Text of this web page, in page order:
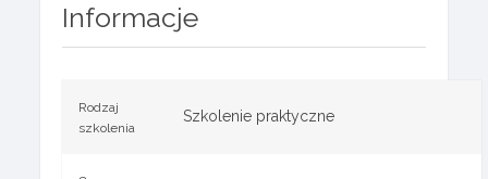
Informacje
Rodzaj
szkolenia
Szkolenie praktyczne